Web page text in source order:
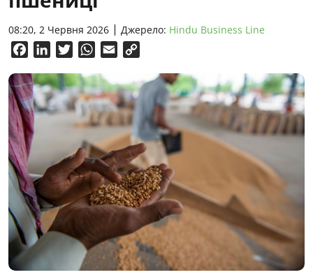
08:20, 2 Червня 2026 Джерело: Hindu Business Line
FacebookLinkedInTwitterWhatsApp
Email